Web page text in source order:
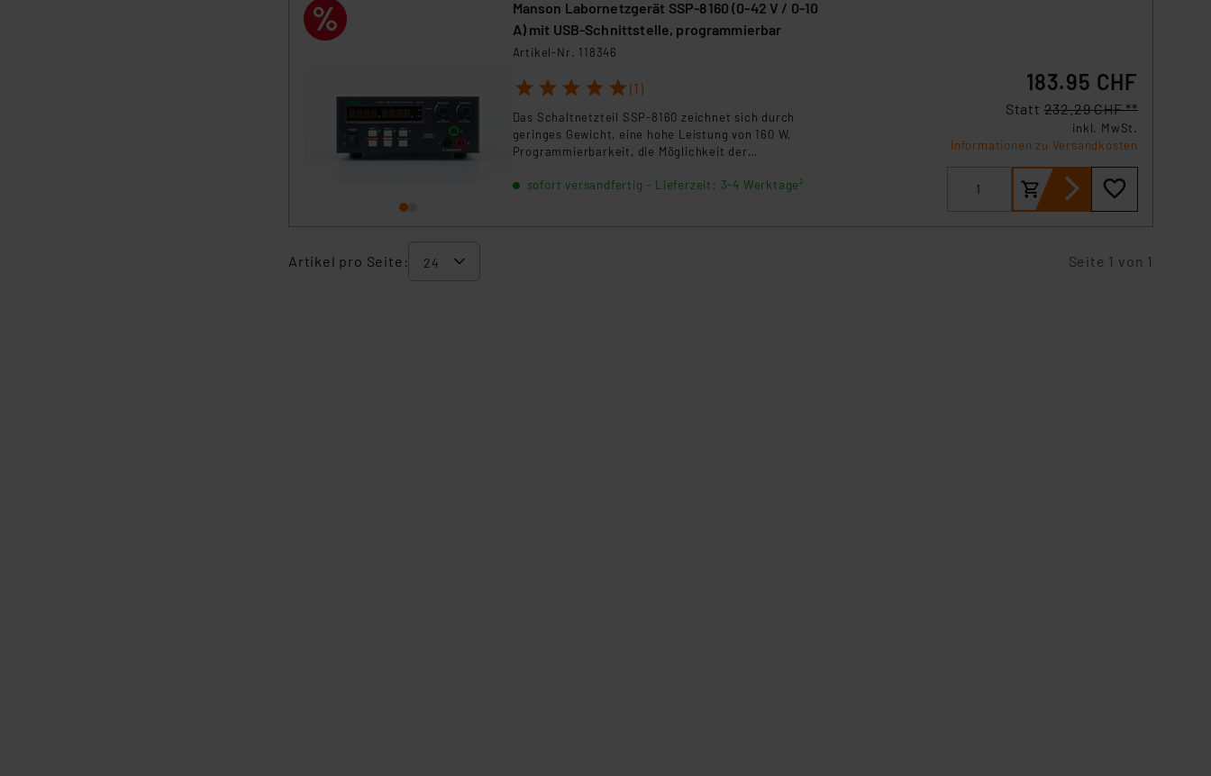
Daten, verbundenen Risiken.“
Manson Labornetzgerät SSP-8160 (0-42 V / 0-10
A) mit USB-Schnittstelle, programmierbar
Artikel-Nr. 118346
1 2 3 4 5 (1)
Das Schaltnetzteil SSP-8160 zeichnet sich durch
geringes Gewicht, eine hohe Leistung von 160 W,
Programmierbarkeit, die Möglichkeit der
Potentiometer aus.
sofort versandfertig - Lieferzeit: 3-4 Werktage²
183.95 CHF
Statt232.29 CHF **
inkl. MwSt.
Informationen zu Versandkosten
Artikel pro Seite: Seite 1 von 1